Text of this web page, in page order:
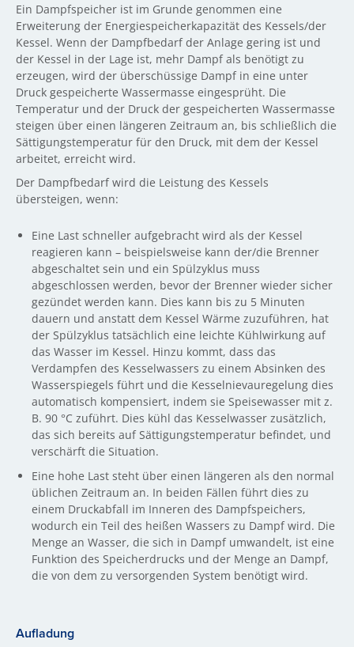
Ein Dampfspeicher ist im Grunde genommen eine
Erweiterung der Energiespeicherkapazität des Kessels/der
Kessel. Wenn der Dampfbedarf der Anlage gering ist und
der Kessel in der Lage ist, mehr Dampf als benötigt zu
erzeugen, wird der überschüssige Dampf in eine unter
Druck gespeicherte Wassermasse eingesprüht. Die
Temperatur und der Druck der gespeicherten Wassermasse
steigen über einen längeren Zeitraum an, bis schließlich die
Sättigungstemperatur für den Druck, mit dem der Kessel
arbeitet, erreicht wird.
Der Dampfbedarf wird die Leistung des Kessels
übersteigen, wenn:
Eine Last schneller aufgebracht wird als der Kessel
reagieren kann – beispielsweise kann der/die Brenner
abgeschaltet sein und ein Spülzyklus muss
abgeschlossen werden, bevor der Brenner wieder sicher
gezündet werden kann. Dies kann bis zu 5 Minuten
dauern und anstatt dem Kessel Wärme zuzuführen, hat
der Spülzyklus tatsächlich eine leichte Kühlwirkung auf
das Wasser im Kessel. Hinzu kommt, dass das
Verdampfen des Kesselwassers zu einem Absinken des
Wasserspiegels führt und die Kesselnievauregelung dies
automatisch kompensiert, indem sie Speisewasser mit z.
B. 90 °C zuführt. Dies kühl das Kesselwasser zusätzlich,
das sich bereits auf Sättigungstemperatur befindet, und
verschärft die Situation.
Eine hohe Last steht über einen längeren als den normal
üblichen Zeitraum an. In beiden Fällen führt dies zu
einem Druckabfall im Inneren des Dampfspeichers,
wodurch ein Teil des heißen Wassers zu Dampf wird. Die
Menge an Wasser, die sich in Dampf umwandelt, ist eine
Funktion des Speicherdrucks und der Menge an Dampf,
die von dem zu versorgenden System benötigt wird.
Aufladung